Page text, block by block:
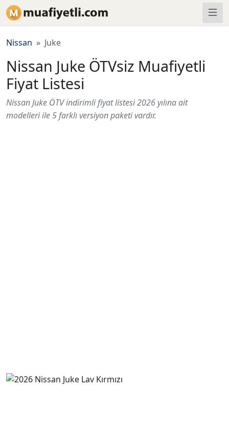
Nissan Juke
Nissan Juke ÖTVsiz Muafiyetli
Fiyat Listesi
Nissan Juke ÖTV indirimli fiyat listesi 2026 yılına ait
modelleri ile 5 farklı versiyon paketi vardır.